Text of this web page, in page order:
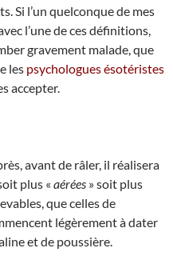
Si l’un quelconque de mes
l’une de ces définitions,
gravement malade, que
les psychologues ésotéristes
accepter.
avant de râler, il réalisera
plus « aérées » soit plus
que celles de
légèrement à dater
et de poussière.